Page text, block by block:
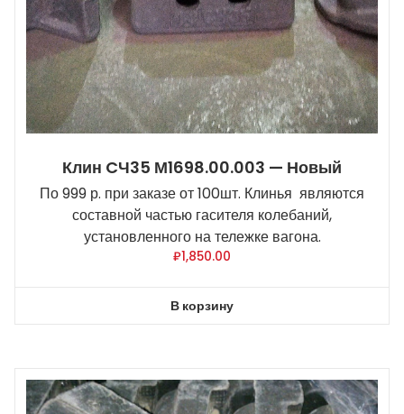
Клин CЧ35 М1698.00.003 — Новый
По 999 р. при заказе от 100шт. Клинья являются
составной частью гасителя колебаний,
установленного на тележке вагона.
₽1,850.00
В корзину